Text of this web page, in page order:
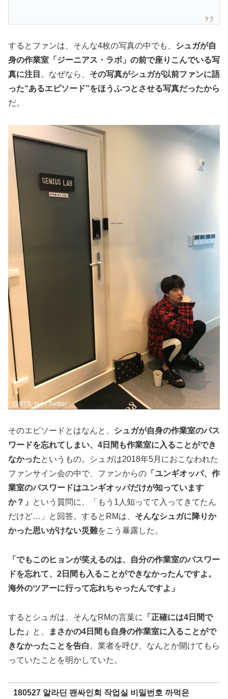
するとファンは、そんな4枚の写真の中でも、 シュガが自
身の作業室「ジーニアス・ラボ」の前で座りこんでいる写
真に注目 。なぜなら、 その写真がシュガが以前ファンに語
った“あるエピソード”をほうふつとさせる写真だったから
だ。
そのエピソードとはなんと、 シュガが自身の作業室のパス
ワードを忘れてしまい、4日間も作業室に入ることができ
なかったというもの。シュガは2018年5月におこなわれた
ファンサイン会の中で、ファンからの 「ユンギオッパ、作
業室のパスワードはユンギオッパだけが知っています
か？」
という質問に、「もう1人知ってて入ってきてたん
だけど…」と回答。するとRMは、 そんなシュガに降りか
かった思いがけない災難をこう暴露した。
「でもこのヒョンが笑えるのは、自分の作業室のパスワー
ドを忘れて、2日間も入ることができなかったんですよ。
海外のツアーに行って忘れちゃったんですよ」
するとシュガは、そんなRMの言葉に
「正確には4日間で
した」
と、
まさかの4日間も自身の作業室に入ることがで
きなかったことを告白 。業者を呼び、なんとか開けてもら
っていたことを明かしていた。
180527 알라딘 팬싸인회 작업실 비밀번호 까먹은